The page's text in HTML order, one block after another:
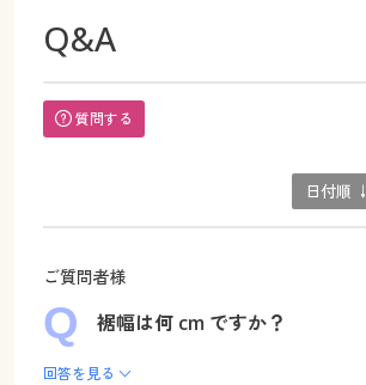
Q&A
質問する
日付順 ↓
ご質問者様
裾幅は何 cm ですか？
回答を見る